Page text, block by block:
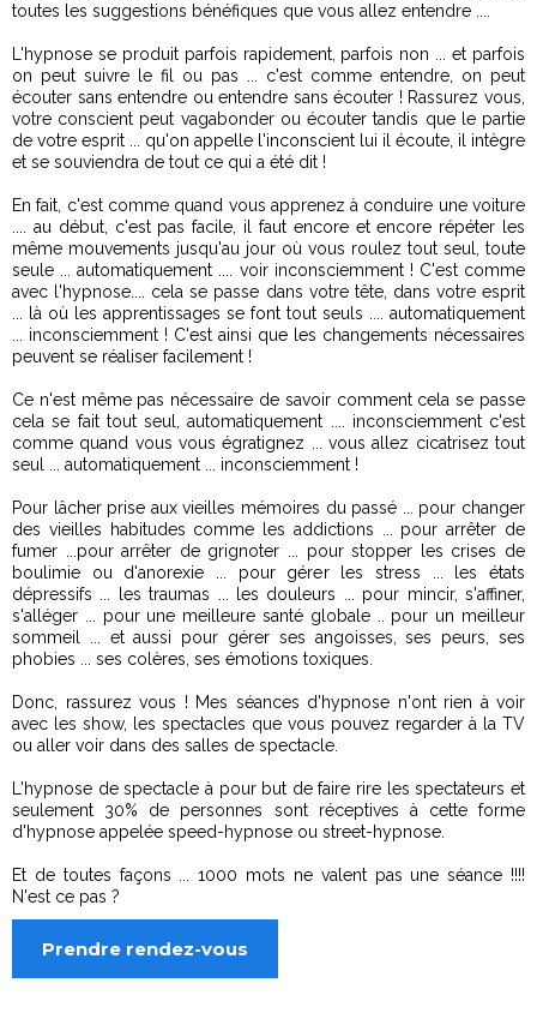
toutes les suggestions bénéfiques que vous allez entendre ....
L'hypnose se produit parfois rapidement, parfois non ... et parfois
on peut suivre le fil ou pas ... c'est comme entendre, on peut
écouter sans entendre ou entendre sans écouter ! Rassurez vous,
votre conscient peut vagabonder ou écouter tandis que le partie
de votre esprit ... qu'on appelle l'inconscient lui il écoute, il intègre
et se souviendra de tout ce qui a été dit !
En fait, c'est comme quand vous apprenez à conduire une voiture
.... au début, c'est pas facile, il faut encore et encore répéter les
même mouvements jusqu'au jour où vous roulez tout seul, toute
seule ... automatiquement .... voir inconsciemment ! C'est comme
avec l'hypnose.... cela se passe dans votre tête, dans votre esprit
... là où les apprentissages se font tout seuls .... automatiquement
... inconsciemment ! C'est ainsi que les changements nécessaires
peuvent se réaliser facilement !
Ce n'est même pas nécessaire de savoir comment cela se passe
cela se fait tout seul, automatiquement .... inconsciemment c'est
comme quand vous vous égratignez ... vous allez cicatrisez tout
seul ... automatiquement ... inconsciemment !
Pour lâcher prise aux vieilles mémoires du passé ... pour changer
des vieilles habitudes comme les addictions ... pour arrêter de
fumer ...pour arrêter de grignoter ... pour stopper les crises de
boulimie ou d'anorexie ... pour gérer les stress ... les états
dépressifs ... les traumas ... les douleurs ... pour mincir, s'affiner,
s'alléger ... pour une meilleure santé globale .. pour un meilleur
sommeil ... et aussi pour gérer ses angoisses, ses peurs, ses
phobies ... ses colères, ses émotions toxiques.
Donc, rassurez vous ! Mes séances d'hypnose n'ont rien à voir
avec les show, les spectacles que vous pouvez regarder à la TV
ou aller voir dans des salles de spectacle.
L'hypnose de spectacle à pour but de faire rire les spectateurs et
seulement 30% de personnes sont réceptives à cette forme
d'hypnose appelée speed-hypnose ou street-hypnose.
Et de toutes façons ... 1000 mots ne valent pas une séance !!!!
N'est ce pas ?
Prendre rendez-vous